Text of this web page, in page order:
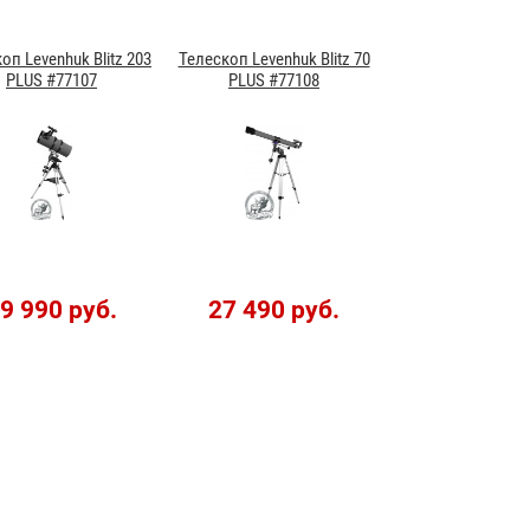
Levenhuk Blitz 203
PLUS #77107
990 руб.
Телескоп Levenhuk Blitz 70
PLUS #77108
27 490 руб.